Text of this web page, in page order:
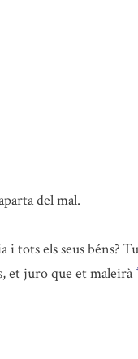
del mal.
tots els seus béns?
et juro que et maleirà